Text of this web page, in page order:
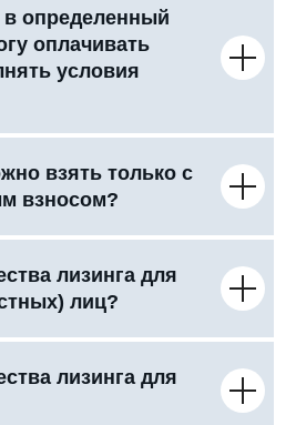
в определенный
оплачивать
условия
взять только с
взносом?
лизинга для
лиц?
лизинга для